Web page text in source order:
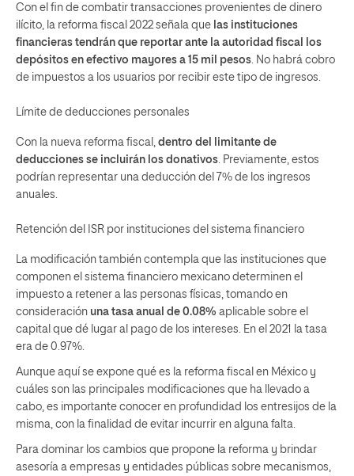
Con el fin de combatir transacciones provenientes de dinero
ilícito, la reforma fiscal 2022 señala que las instituciones
financieras tendrán que reportar ante la autoridad fiscal los
depósitos en efectivo mayores a 15 mil pesos . No habrá cobro
de impuestos a los usuarios por recibir este tipo de ingresos.
Límite de deducciones personales
Con la nueva reforma fiscal, dentro del limitante de
deducciones se incluirán los donativos . Previamente, estos
podrían representar una deducción del 7% de los ingresos
anuales.
Retención del ISR por instituciones del sistema financiero
La modificación también contempla que las instituciones que
componen el sistema financiero mexicano determinen el
impuesto a retener a las personas físicas, tomando en
consideración una tasa anual de 0.08% aplicable sobre el
capital que dé lugar al pago de los intereses. En el 2021 la tasa
era de 0.97%.
Aunque aquí se expone qué es la reforma fiscal en México y
cuáles son las principales modificaciones que ha llevado a
cabo, es importante conocer en profundidad los entresijos de la
misma, con la finalidad de evitar incurrir en alguna falta.
Para dominar los cambios que propone la reforma y brindar
asesoría a empresas y entidades públicas sobre mecanismos,